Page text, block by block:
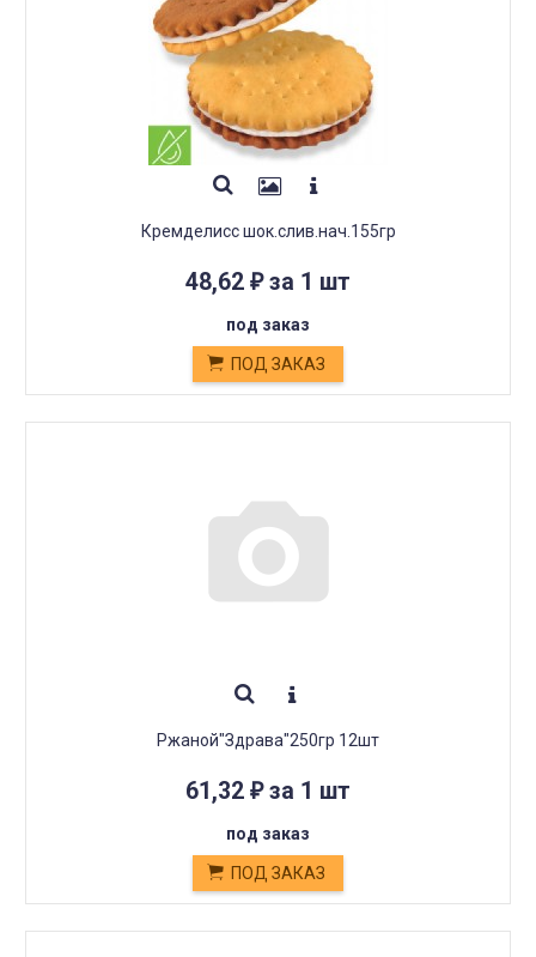
Кремделисс шок.слив.нач.155гр
48,62 ₽за 1 шт
под заказ
ПОД ЗАКАЗ
Ржаной"Здрава"250гр 12шт
61,32 ₽за 1 шт
под заказ
ПОД ЗАКАЗ